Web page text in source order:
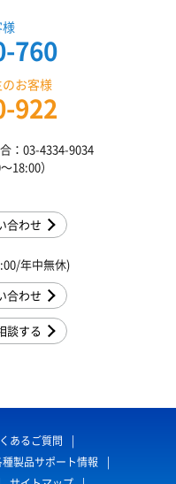
760
お客様
922
：03-4334-9034
18:00）
合わせ
年中無休)
合わせ
談する
あるご質問
種製品サポート情報